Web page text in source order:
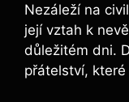
Nezáleží na
její vztah k​
‌důležitém dni.
přátelství,